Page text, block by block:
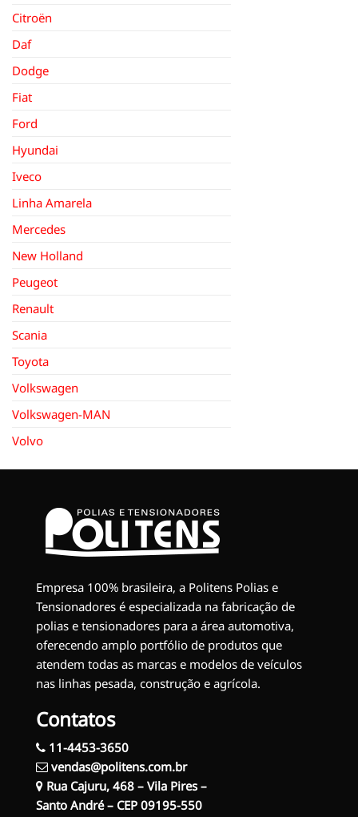
Citroën
Daf
Dodge
Fiat
Ford
Hyundai
Iveco
Linha Amarela
Mercedes
New Holland
Peugeot
Renault
Scania
Toyota
Volkswagen
Volkswagen-MAN
Volvo
Empresa 100% brasileira, a Politens Polias e
Tensionadores é especializada na fabricação de
polias e tensionadores para a área automotiva,
oferecendo amplo portfólio de produtos que
atendem todas as marcas e modelos de veículos
nas linhas pesada, construção e agrícola.
Contatos
11-4453-3650
vendas@politens.com.br
Rua Cajuru, 468 – Vila Pires –
Santo André – CEP 09195-550